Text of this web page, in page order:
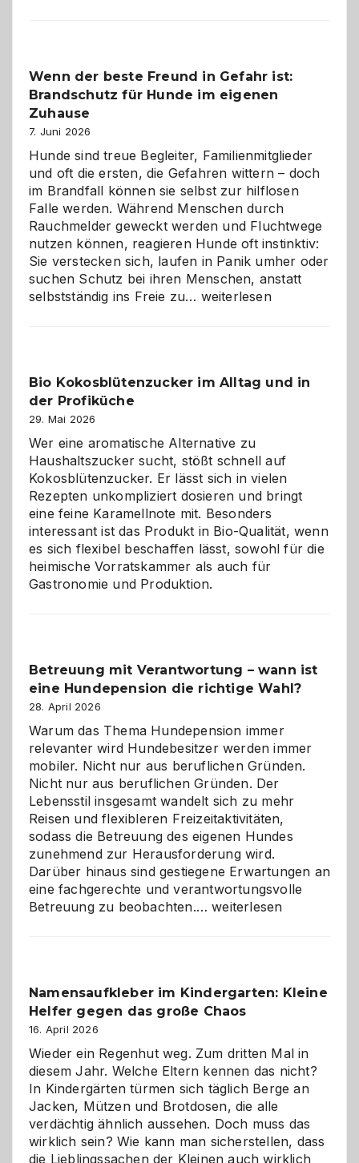
und
herzlich
Wenn der beste Freund in Gefahr ist:
Brandschutz für Hunde im eigenen
Zuhause
7. Juni 2026
Hunde sind treue Begleiter, Familienmitglieder
und oft die ersten, die Gefahren wittern – doch
im Brandfall können sie selbst zur hilflosen
Falle werden. Während Menschen durch
Rauchmelder geweckt werden und Fluchtwege
nutzen können, reagieren Hunde oft instinktiv:
Sie verstecken sich, laufen in Panik umher oder
suchen Schutz bei ihren Menschen, anstatt
selbstständig ins Freie zu… Wenn
Gefahr
für
Hunde
im
eigenen
Zuhause
weiterlesen
Bio Kokosblütenzucker im Alltag und in
der Profiküche
29. Mai 2026
Wer eine aromatische Alternative zu
Haushaltszucker sucht, stößt schnell auf
Kokosblütenzucker. Er lässt sich in vielen
Rezepten unkompliziert dosieren und bringt
eine feine Karamellnote mit. Besonders
interessant ist das Produkt in Bio-Qualität, wenn
es sich flexibel beschaffen lässt, sowohl für die
heimische Vorratskammer als auch für
Gastronomie und Produktion.
Betreuung mit Verantwortung – wann ist
eine Hundepension die richtige Wahl?
28. April 2026
Warum das Thema Hundepension immer
relevanter wird Hundebesitzer werden immer
mobiler. Nicht nur aus beruflichen Gründen.
Nicht nur aus beruflichen Gründen. Der
Lebensstil insgesamt wandelt sich zu mehr
Reisen und flexibleren Freizeitaktivitäten,
sodass die Betreuung des eigenen Hundes
zunehmend zur Herausforderung wird.
Darüber hinaus sind gestiegene Erwartungen an
eine fachgerechte und verantwortungsvolle
Betreuung zu beobachten.…Betreuung
ist
eine
die
richtige
Wahl?
weiterlesen
Namensaufkleber im Kindergarten: Kleine
Helfer gegen das große Chaos
16. April 2026
Wieder ein Regenhut weg. Zum dritten Mal in
diesem Jahr. Welche Eltern kennen das nicht?
In Kindergärten türmen sich täglich Berge an
Jacken, Mützen und Brotdosen, die alle
verdächtig ähnlich aussehen. Doch muss das
wirklich sein? Wie kann man sicherstellen, dass
die Lieblingssachen der Kleinen auch wirklich